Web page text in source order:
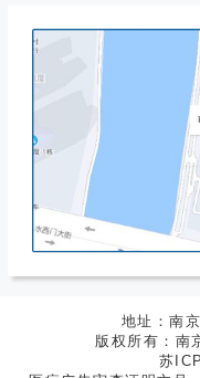
地址：南
版权所有：南
苏